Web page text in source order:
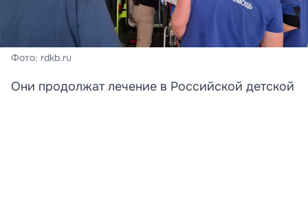
Фото: rdkb.ru
Они продолжат лечение в Российской детской